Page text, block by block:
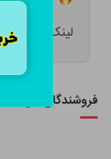
لینک کوتاه:
فروشندگان این کالا